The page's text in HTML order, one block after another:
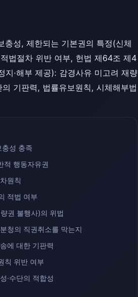
충성, 제한되는 기본권의 특정(신체
법절차 위반 여부, 헌법 제64조 제4
·해부 제공): 감경사유 미고려 재량
기판력, 법률유보원칙, 시체해부법
충성 충족
행동자유권
원칙
적법 여부
권 불행사)의 위법
청의 직권취소를 막는지
에 대한 기판력
칙 위반 여부
·수단의 적합성